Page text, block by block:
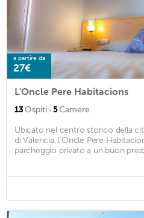
a partire da
27€
L'Oncle Pere Habitacions
13Ospiti · 5Camere
Ubicato nel centro storico della
di Valencia, l'Oncle Pere
parcheggio privato a un buon